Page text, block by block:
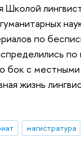
Школой
по
по
бок с
жизнь
магистратура